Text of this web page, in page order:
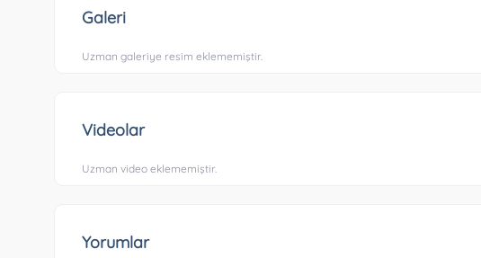
Galeri
Uzman galeriye resim eklememiştir.
Videolar
Uzman video eklememiştir.
Yorumlar